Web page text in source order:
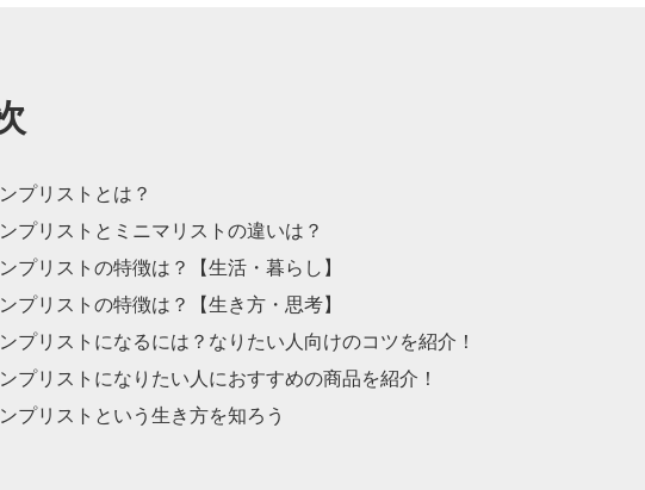
プリストとは？
プリストとミニマリストの違いは？
プリストの特徴は？【生活・暮らし】
プリストの特徴は？【生き方・思考】
プリストになるには？なりたい人向けのコツを紹介！
プリストになりたい人におすすめの商品を紹介！
プリストという生き方を知ろう